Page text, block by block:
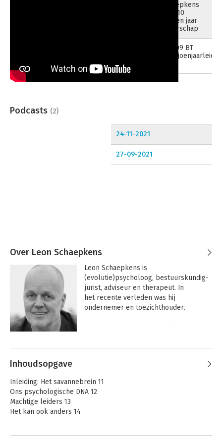
Schaepkens
over 10
miljoen jaar
leiderschap
210809 BT
Podcasts (2)
24-11-2021
27-09-2021
Over Leon Schaepkens
Leon Schaepkens is
(evolutie)psycholoog, bestuurskundig-
jurist, adviseur en therapeut. In
het recente verleden was hij
ondernemer en toezichthouder.
en De F1 Maatschappij. Samen met
schreef hij Zie mij, hoor mij dat de top 3
van Managementboek.nl bereikte.
Leon is in verschillende rollen dagelijks
van morgen kunnen uitvinden.
Andere boeken door Leon
Schaepkens
Inhoudsopgave
Inleiding: Het savannebrein 11
Ons psychologische DNA 12
Machtige leiders 13
Het kan ook anders 14